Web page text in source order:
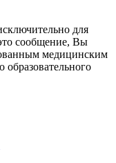
для
сообщение, Вы
медицинским